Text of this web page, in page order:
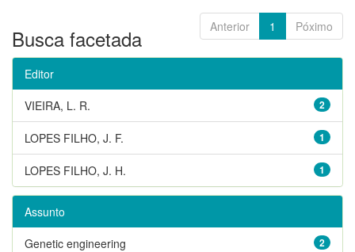
Anterior 1 Póximo
Busca facetada
Editor
2
VIEIRA, L. R.
1
LOPES FILHO, J. F.
1
LOPES FILHO, J. H.
Assunto
2
Genetic engineering